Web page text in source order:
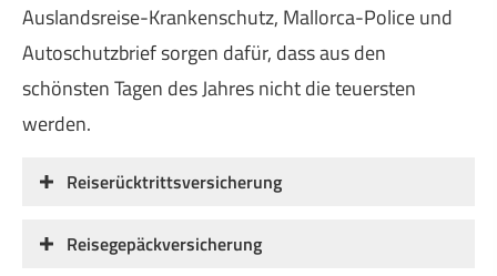
Auslandsreise-Krankenschutz, Mallorca-Police und
Autoschutzbrief sorgen dafür, dass aus den
schönsten Tagen des Jahres nicht die teuersten
werden.
Reiserücktrittsversicherung
Reisegepäckversicherung